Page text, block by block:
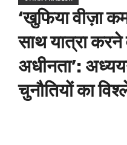
‘खुफिया वीज़ा
साथ यात्रा करने
अधीनता’:
चुनौतियों का